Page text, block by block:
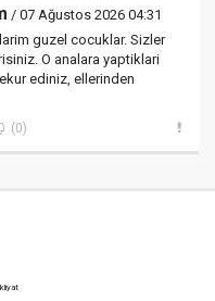
/ 07 Ağustos 2026 04:31
guzel cocuklar. Sizler
O analara yaptiklari
ediniz, ellerinden
(0)